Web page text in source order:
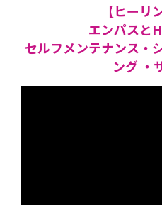
【ヒーリ
エンパスと
セルフメンテナンス・
ング ・